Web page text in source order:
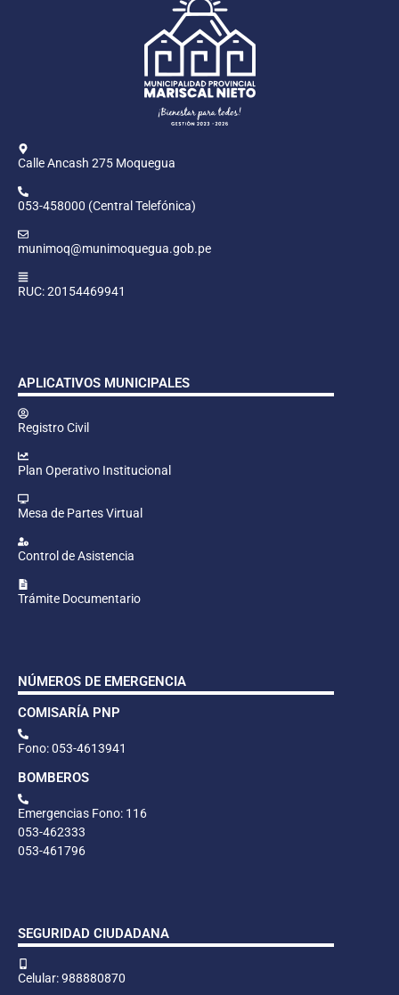
Calle Ancash 275 Moquegua
053-458000 (Central Telefónica)
munimoq@munimoquegua.gob.pe
RUC: 20154469941
APLICATIVOS MUNICIPALES
Registro Civil
Plan Operativo Institucional
Mesa de Partes Virtual
Control de Asistencia
Trámite Documentario
NÚMEROS DE EMERGENCIA
COMISARÍA PNP
Fono: 053-4613941
BOMBEROS
Emergencias Fono: 116
053-462333
053-461796
SEGURIDAD CIUDADANA
Celular: 988880870